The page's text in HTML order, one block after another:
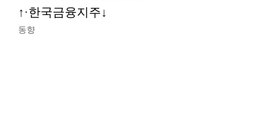
↑·한국금융지주↓
동향